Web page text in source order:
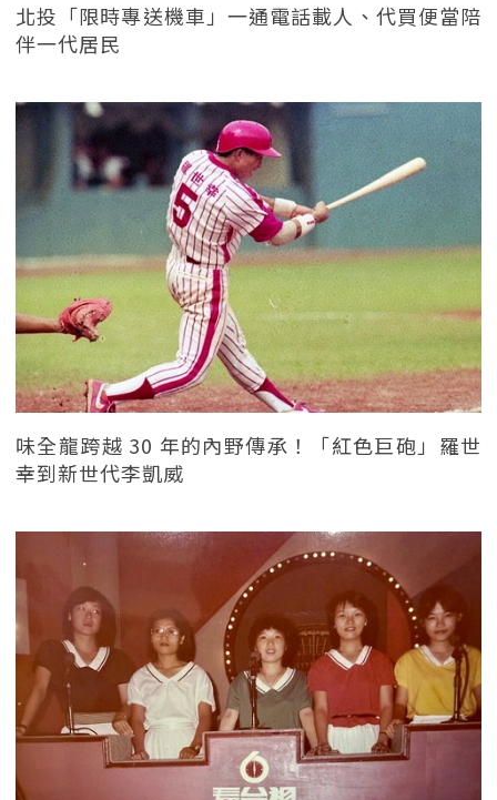
北投「限時專送機車」一通電話載人、代買便當陪
伴一代居民
味全龍跨越 30 年的內野傳承！「紅色巨砲」羅世
幸到新世代李凱威